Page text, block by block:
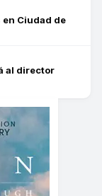
Ciudad de
al director